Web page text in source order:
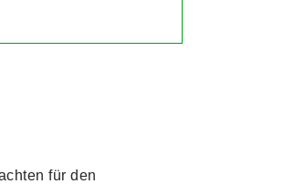
für den